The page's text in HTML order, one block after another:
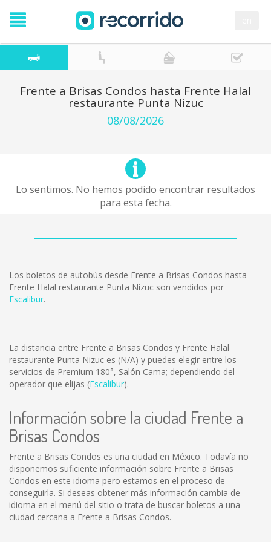
Frente a Brisas Condos hasta Frente Halal
restaurante Punta Nizuc
08/08/2026
Lo sentimos. No hemos podido encontrar resultados
para esta fecha.
Los boletos de autobús desde Frente a Brisas Condos hasta
Frente Halal restaurante Punta Nizuc son vendidos por
Escalibur.
La distancia entre Frente a Brisas Condos y Frente Halal
restaurante Punta Nizuc es (N/A) y puedes elegir entre los
servicios de Premium 180°, Salón Cama; dependiendo del
operador que elijas (Escalibur).
Información sobre la ciudad Frente a
Brisas Condos
Frente a Brisas Condos es una ciudad en México. Todavía no
disponemos suficiente información sobre Frente a Brisas
Condos en este idioma pero estamos en el proceso de
conseguirla. Si deseas obtener más información cambia de
idioma en el menú del sitio o trata de buscar boletos a una
ciudad cercana a Frente a Brisas Condos.